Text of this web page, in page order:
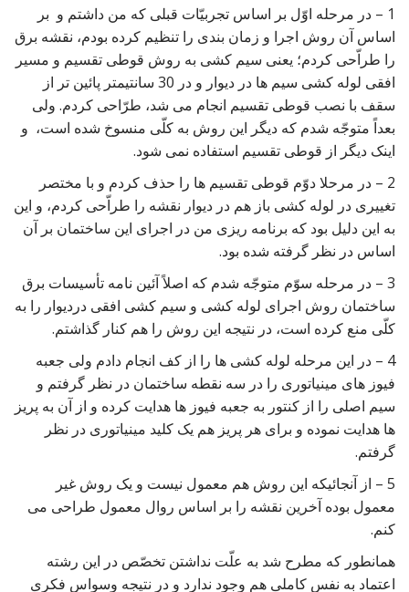
1 – در مرحله اوّل بر اساس تجربیّات قبلی که من داشتم و بر
اساس آن روش اجرا و زمان بندی را تنظیم کرده بودم، نقشه برق
را طراّحی کردم؛ یعنی سیم کشی به روش قوطی تقسیم و مسیر
افقی لوله کشی سیم ها در دیوار و در 30 سانتیمتر پائین تر از
سقف با نصب قوطی تقسیم انجام می شد، طرّاحی کردم. ولی
بعداً متوجّه شدم که دیگر این روش به کلّی منسوخ شده است، و
اینک دیگر از قوطی تقسیم استفاده نمی شود.
2 – در مرحلا دوّم قوطی تقسیم ها را حذف کردم و با مختصر
تغییری در لوله کشی باز هم در دیوار نقشه را طراّحی کردم، و این
به این دلیل بود که برنامه ریزی من در اجرای این ساختمان بر آن
اساس در نظر گرفته شده بود.
3 – در مرحله سوّم متوجّه شدم که اصلاً آئین نامه تأسیسات برق
ساختمان روش اجرای لوله کشی و سیم کشی افقی دردیوار را به
کلّی منع کرده است، در نتیجه این روش را هم کنار گذاشتم.
4 – در این مرحله لوله کشی ها را از کف انجام دادم ولی جعبه
فیوز های مینیاتوری را در سه نقطه ساختمان در نظر گرفتم و
سیم اصلی را از کنتور به جعبه فیوز ها هدایت کرده و از آن به پریز
ها هدایت نموده و برای هر پریز هم یک کلید مینیاتوری در نظر
گرفتم.
5 – از آنجائیکه این روش هم معمول نیست و یک روش غیر
معمول بوده آخرین نقشه را بر اساس روال معمول طراحی می
کنم.
همانطور که مطرح شد به علّت نداشتن تخصّص در این رشته
اعتماد به نفس کاملی هم وجود ندارد و در نتیجه وسواس فکری